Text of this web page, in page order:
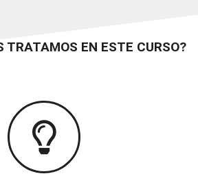
TRATAMOS EN ESTE CURSO?